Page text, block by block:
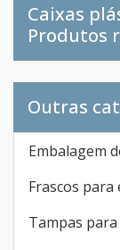
Caixas
Produtos
Outras
Embalagem
Frascos para
Tampas